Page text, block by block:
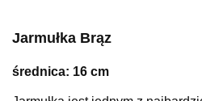
Jarmułka Brąz
średnica: 16 cm